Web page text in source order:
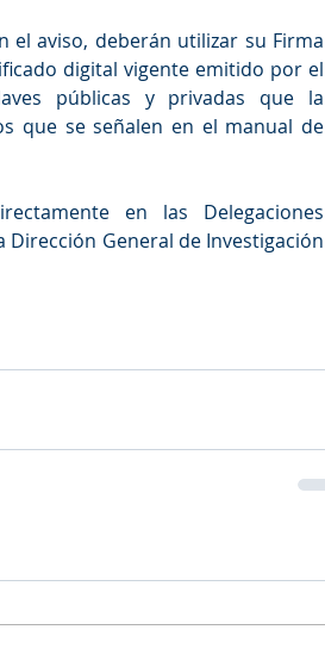
el aviso, deberán utilizar su Firma
digital vigente emitido por el
públicas y privadas que la
que se señalen en el manual de
en las Delegaciones
Dirección General de Investigación